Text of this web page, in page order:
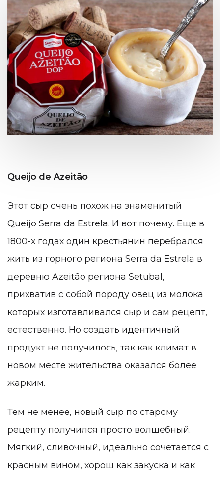
Queijo de Azeitão
Этот сыр очень похож на знаменитый
Queijo Serra da Estrela. И вот почему. Еще в
1800-х годах один крестьянин перебрался
жить из горного региона Serra da Estrela в
деревню Azeitão региона Setubal,
прихватив с собой породу овец из молока
которых изготавливался сыр и сам рецепт,
естественно. Но создать идентичный
продукт не получилось, так как климат в
новом месте жительства оказался более
жарким.
Тем не менее, новый сыр по старому
рецепту получился просто волшебный.
Мягкий, сливочный, идеально сочетается с
красным вином, хорош как закуска и как